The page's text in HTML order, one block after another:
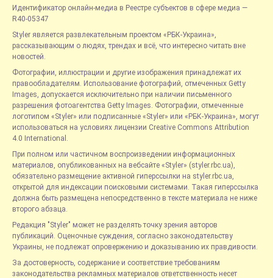
Идентификатор онлайн-медиа в Реестре субъектов в сфере медиа —
R40-05347
Styler является развлекательным проектом «РБК-Украина»,
рассказывающим о людях, трендах и всё, что интересно читать вне
новостей.
Фотографии, иллюстрации и другие изображения принадлежат их
правообладателям. Использование фотографий, отмеченных Getty
Images, допускается исключительно при наличии письменного
разрешения фотоагентства Getty Images. Фотографии, отмеченные
логотипом «Styler» или подписанные «Styler» или «РБК-Украина», могут
использоваться на условиях лицензии Creative Commons Attribution
4.0 International.
При полном или частичном воспроизведении информационных
материалов, опубликованных на вебсайте «Styler» (styler.rbc.ua),
обязательно размещение активной гиперссылки на styler.rbc.ua,
открытой для индексации поисковыми системами. Такая гиперссылка
должна быть размещена непосредственно в тексте материала не ниже
второго абзаца.
Редакция "Styler" может не разделять точку зрения авторов
публикаций. Оценочные суждения, согласно законодательству
Украины, не подлежат опровержению и доказыванию их правдивости.
За достоверность, содержание и соответствие требованиям
законодательства рекламных материалов ответственность несет